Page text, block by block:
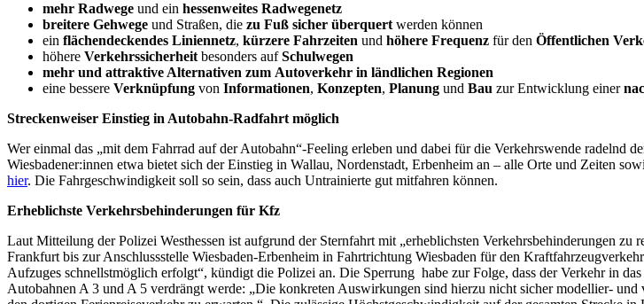
mehr Radwege und ein hessenweites Radwegenetz
breitere Gehwege und Straßen, die zu Fuß sicher überquert werden können
ein flächendeckendes Liniennetz, kürzere Fahrzeiten und höhere Frequenz für den Öffentlichen
höhere Verkehrssicherheit besonders aufSchulwegen
mehr und attraktive Alternativen zum Autoverkehr in ländlichen Regionen
eine bessere Verknüpfung von Informationen, Konzepten, Planung und Bau zur Entwicklung einer
Streckenweiser Einstieg in Autobahn-Radfahrt möglich
Wer einmal das „mit dem Fahrrad auf der Autobahn“-Feeling erleben und dabei für die Verkehrswende radelnd
Wiesbadener:innen etwa bietet sich der Einstieg in Wallau, Nordenstadt, Erbenheim an – alle Orte und Zeiten
hier. Die Fahrgeschwindigkeit soll so sein, dass auch Untrainierte gut mitfahren können.
Erheblichste Verkehrsbehinderungen für Kfz
Laut Mitteilung der Polizei Westhessen ist aufgrund der Sternfahrt mit „erheblichsten Verkehrsbehinderungen
Frankfurt bis zur Anschlussstelle Wiesbaden-Erbenheim in Fahrtrichtung Wiesbaden für den
Aufzuges schnellstmöglich erfolgt“, kündigt die Polizei an. Die Sperrung habe zur Folge, dass der Verkehr in
Autobahnen A 3 und A 5 verdrängt werde: „Die konkreten Auswirkungen sind hierzu nicht sicher modellier-